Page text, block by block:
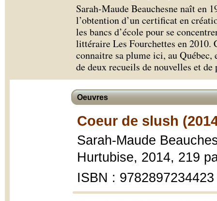
Sarah-Maude Beauchesne naît en
l’obtention d’un certificat en
les bancs d’école pour se
littéraire Les Fourchettes en
connaitre sa plume ici, au
de deux recueils de nouvelles et
Oeuvres
Coeur de slush
Sarah-Maude
Hurtubise, 2014, 219
ISBN : 9782897234423